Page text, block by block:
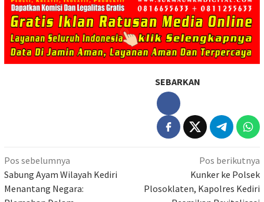
SEBARKAN
Navigasi
pos
Pos sebelumnya
Sabung Ayam Wilayah Kediri
Menantang Negara:
Pos berikutnya
Kunker ke Polsek
Plosoklaten, Kapolres Kediri